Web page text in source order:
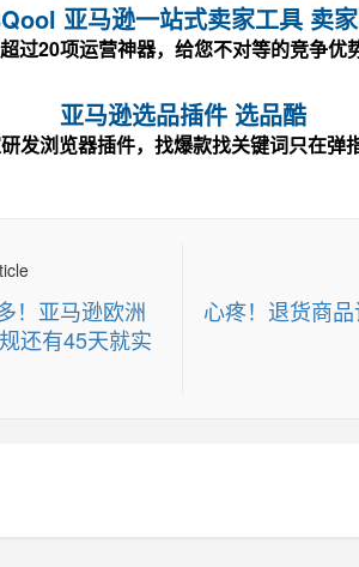
亚马逊一站式卖家工具 卖
超过20项运营神器，给您不对等的竞争优
亚马逊选品插件 选品酷
发浏览器插件，找爆款找关键词只在弹
心疼！退货商
！亚马逊欧洲
还有45天就实